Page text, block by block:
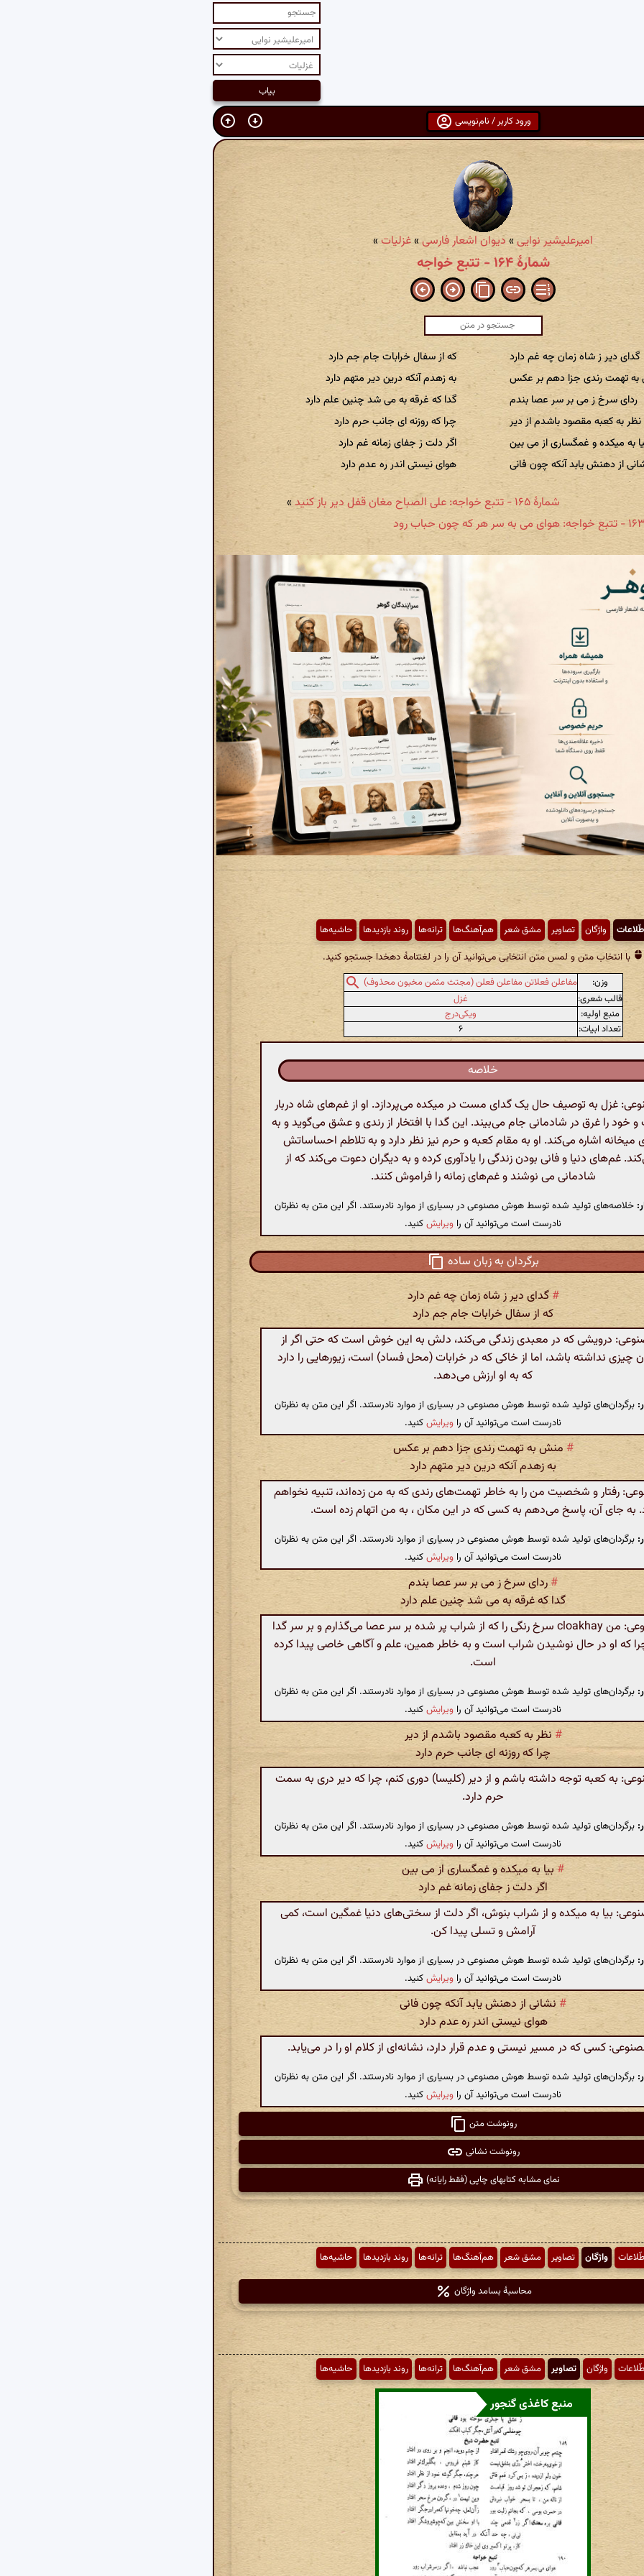
ورود کاربر / نام‌نویسی
امیرعلیشیر نوایی»دیوان اشعار فارسی»غزلیات»
شمارهٔ ۱۶۴ - تتبع خواجه
گدای دیر ز شاه زمان چه غم دارد
که از سفال خرابات جام جم دارد
تهمت رندی جزا دهم بر عکس
به زهدم آنکه درین دیر متهم دارد
ردای سرخ ز می بر سر عصا بندم
گدا که غرقه به می شد چنین علم دارد
نظر به کعبه مقصود باشدم از دیر
چرا که روزنه ای جانب حرم دارد
به میکده و غمگساری از می بین
اگر دلت ز جفای زمانه غم دارد
از دهنش یابد آنکه چون فانی
هوای نیستی اندر ره عدم دارد
شمارهٔ ۱۶۵ - تتبع خواجه: علی الصباح مغان قفل دیر باز کنید »
واژگان تصاویر مشق شعر هم‌آهنگ‌ها ترانه‌ها روند بازدیدها حاشیه‌ها
با انتخاب متن و لمس متن انتخابی می‌توانید آن را در لغتنامهٔ دهخدا جستجو کنید.
وزن:
مفاعلن فعلاتن مفاعلن فعلن (مجتث مثمن مخبون محذوف)
قالب شعری:
غزل
منبع اولیه:
ویکی‌درج
تعداد ابیات:
۶
خلاصه
غزل به توصیف حال یک گدای مست در میکده می‌پردازد. او از غم‌های شاه دربار
خود را غرق در شادمانی جام می‌بیند. این گدا با افتخار از رندی و عشق می‌گوید و به
میخانه اشاره می‌کند. او به مقام کعبه و حرم نیز نظر دارد و به تلاطم احساساتش
غم‌های دنیا و فانی بودن زندگی را یادآوری کرده و به دیگران دعوت می‌کند که از
شادمانی می نوشند و غم‌های زمانه را فراموش کنند.
خلاصه‌های تولید شده توسط هوش مصنوعی در بسیاری از موارد نادرستند. اگر این متن به نظرتان
نادرست است می‌توانید آن را ویرایشکنید.
برگردان به زبان ساده
# گدای دیر ز شاه زمان چه غم دارد
که از سفال خرابات جام جم دارد
درویشی که در معبدی زندگی می‌کند، دلش به این خوش است که حتی اگر از
چیزی نداشته باشد، اما از خاکی که در خرابات (محل فساد) است، زیورهایی را دارد
که به او ارزش می‌دهد.
برگردان‌های تولید شده توسط هوش مصنوعی در بسیاری از موارد نادرستند. اگر این متن به نظرتان
نادرست است می‌توانید آن را ویرایشکنید.
# منش به تهمت رندی جزا دهم بر عکس
به زهدم آنکه درین دیر متهم دارد
رفتار و شخصیت من را به خاطر تهمت‌های رندی که به من زده‌اند، تنبیه نخواهم
به جای آن، پاسخ می‌دهم به کسی که در این مکان ، به من اتهام زده است.
برگردان‌های تولید شده توسط هوش مصنوعی در بسیاری از موارد نادرستند. اگر این متن به نظرتان
نادرست است می‌توانید آن را ویرایشکنید.
#ردای سرخ ز می بر سر عصا بندم
گدا که غرقه به می شد چنین علم دارد
هوش مصنوعی: من cloakhay سرخ رنگی را که از شراب پر شده بر سر عصا می‌گذارم و بر سر گدا
که او در حال نوشیدن شراب است و به خاطر همین، علم و آگاهی خاصی پیدا کرده
است.
برگردان‌های تولید شده توسط هوش مصنوعی در بسیاری از موارد نادرستند. اگر این متن به نظرتان
نادرست است می‌توانید آن را ویرایشکنید.
# نظر به کعبه مقصود باشدم از دیر
چرا که روزنه ای جانب حرم دارد
به کعبه توجه داشته باشم و از دیر (کلیسا) دوری کنم، چرا که دیر دری به سمت
حرم دارد.
برگردان‌های تولید شده توسط هوش مصنوعی در بسیاری از موارد نادرستند. اگر این متن به نظرتان
نادرست است می‌توانید آن را ویرایشکنید.
#بیا به میکده و غمگساری از می بین
اگر دلت ز جفای زمانه غم دارد
بیا به میکده و از شراب بنوش، اگر دلت از سختی‌های دنیا غمگین است، کمی
آرامش و تسلی پیدا کن.
برگردان‌های تولید شده توسط هوش مصنوعی در بسیاری از موارد نادرستند. اگر این متن به نظرتان
نادرست است می‌توانید آن را ویرایشکنید.
# نشانی از دهنش یابد آنکه چون فانی
هوای نیستی اندر ره عدم دارد
کسی که در مسیر نیستی و عدم قرار دارد، نشانه‌ای از کلام او را در می‌یابد.
برگردان‌های تولید شده توسط هوش مصنوعی در بسیاری از موارد نادرستند. اگر این متن به نظرتان
نادرست است می‌توانید آن را ویرایشکنید.
رونوشت متن
رونوشت نشانی
نمای مشابه کتابهای چاپی (فقط رایانه)
واژگان تصاویر مشق شعر هم‌آهنگ‌ها ترانه‌ها روند بازدیدها حاشیه‌ها
محاسبهٔ بسامد واژگان
واژگان تصاویر مشق شعر هم‌آهنگ‌ها ترانه‌ها روند بازدیدها حاشیه‌ها
منبع کاغذی گنجور